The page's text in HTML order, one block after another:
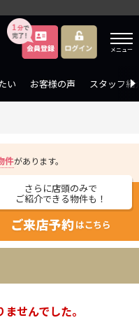
メニュー
い お客様の声 スタッフ紹
件があります。
さらに店頭のみで
ご紹介できる物件も！
せんでした。